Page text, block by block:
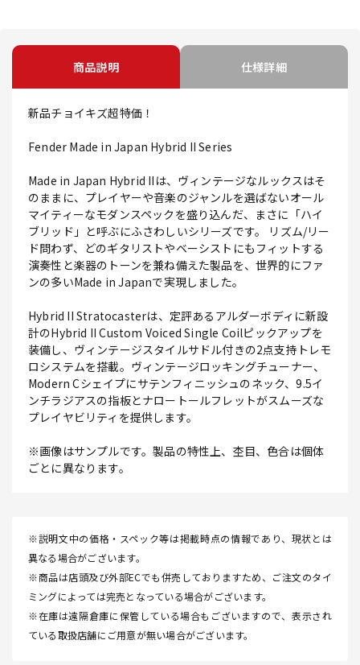
商品説明 仕様詳細
新品チョイキズ超特価！
Fender Made in Japan Hybrid II Series
Made in Japan Hybrid IIは、ヴィンテージなルックスはそ
のままに、プレイヤーや音楽のジャンルを選ばないオール
マイティーなモダンスペックを盛り込んだ、まさに「ハイ
ブリッド」と呼ぶにふさわしいシリーズです。 リズム/リー
ド問わず、どのギタリストやベーシストにもフィットする
演奏性と楽器のトーンを兼ね備えた製品を、世界的にファ
ンの多いMade in Japanで実現しました。
Hybrid II Stratocasterは、定評あるアルダーボディに新設
計のHybrid II Custom Voiced Single Coilピックアップを
装備し、ヴィンテージスタイルサドル付きの2点支持トレモ
ロシステムを搭載。ヴィンテージロッキングチューナー、
Modern Cシェイプにサテンフィニッシュのネック、9.5イ
ンチラジアスの指板とナロートールフレットがスムーズな
プレイヤビリティを提供します。
※画像はサンプルです。製品の特性上、杢目、色合は個体
ごとに異なります。
※説明文中の価格・スペック等は掲載時点の情報であり、現状とは
異なる場合がございます。
※商品は店頭及び外部ECでも併売しておりますため、ご注文のタイ
ミングによっては完売となっている場合がございます。
※在庫は遠隔倉庫に保管している場合もございますので、表示され
ている取扱店舗にご用意が無い場合がございます。